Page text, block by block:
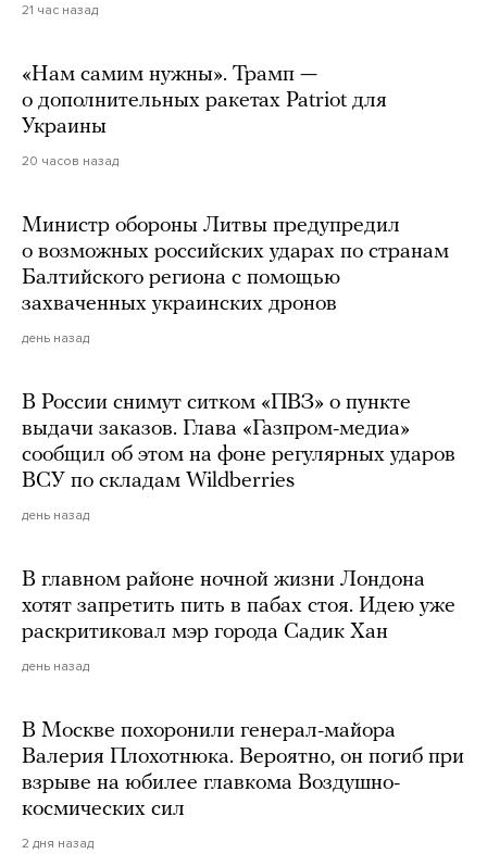
21 час назад
«Нам самим нужны». Трамп —
о дополнительных ракетах Patriot для
Украины
20 часов назад
Министр обороны Литвы предупредил
о возможных российских ударах по странам
Балтийского региона с помощью
захваченных украинских дронов
день назад
В России снимут ситком «ПВЗ» о пункте
выдачи заказов. Глава «Газпром-медиа»
сообщил об этом на фоне регулярных ударов
ВСУ по складам Wildberries
день назад
В главном районе ночной жизни Лондона
хотят запретить пить в пабах стоя. Идею уже
раскритиковал мэр города Садик Хан
день назад
В Москве похоронили генерал-майора
Валерия Плохотнюка. Вероятно, он погиб при
взрыве на юбилее главкома Воздушно-
космических сил
2 дня назад